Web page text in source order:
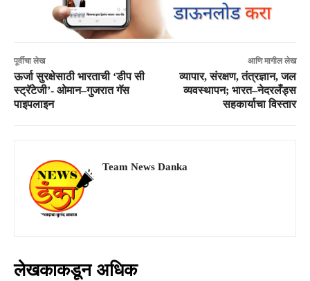
पूर्वीचा लेख
ऊर्जा सुरक्षेसाठी भारताची ‘डीप सी
स्ट्रॅटेजी’- ओमान–गुजरात गॅस
पाइपलाइन
आणि मागील लेख
व्यापार, संरक्षण, तंत्रज्ञान, जल
व्यवस्थापन; भारत–नेदरलँड्स
सहकार्याचा विस्तार
Team News Danka
लेखकाकडून अधिक